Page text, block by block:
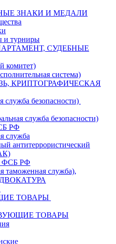
ЗНАКИ И МЕДАЛИ
и турниры
СУДЕБНЫЕ
комитет)
система)
КРИПТОГРАФИЧЕСКАЯ
безопасности)
служба безопасности)
РФ
служба
антитеррористический
ФСБ РФ
таможенная служба),
ТОВАРЫ
ТОВАРЫ